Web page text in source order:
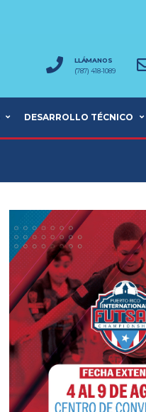
LLÁMANOS
(787) 418-1089
DESARROLLO TÉCNICO